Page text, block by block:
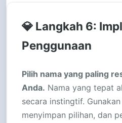
💎 Langkah 6:
Penggunaan
Pilih nama yang paling
Anda. Nama yang tepat
secara instingtif.
menyimpan pilihan, dan